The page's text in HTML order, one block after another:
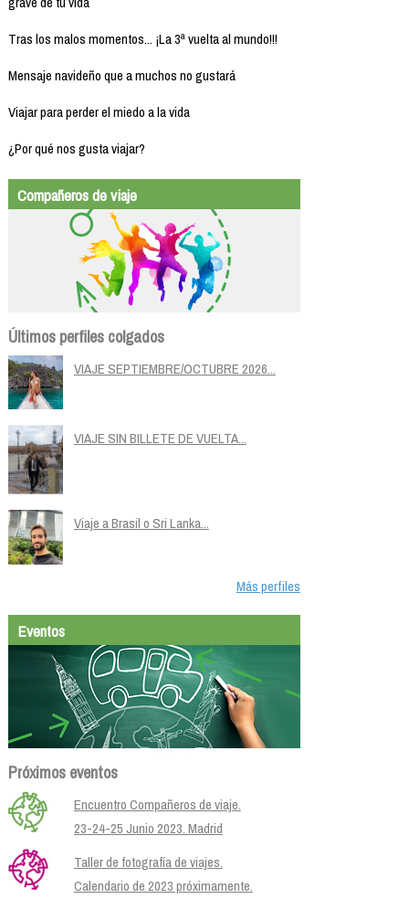
Tras los malos momentos... ¡La 3ª vuelta al mundo!!!
Mensaje navideño que a muchos no gustará
Viajar para perder el miedo a la vida
¿Por qué nos gusta viajar?
Compañeros de viaje
Últimos perfiles colgados
VIAJE SEPTIEMBRE/OCTUBRE 2026...
VIAJE SIN BILLETE DE VUELTA...
Viaje a Brasil o Sri Lanka...
Más perfiles
Eventos
Próximos eventos
Encuentro Compañeros de viaje.
23-24-25 Junio 2023. Madrid
Taller de fotografía de viajes.
Calendario de 2023 próximamente.